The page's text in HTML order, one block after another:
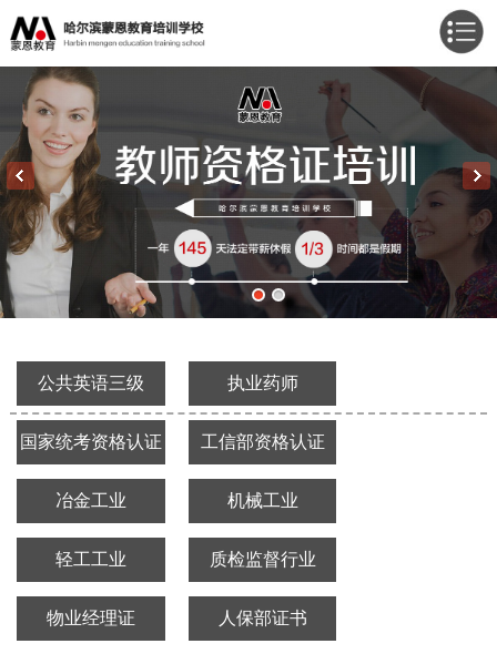
公共英语三级 执业药师
国家统考资格认证 工信部资格认证
冶金工业 机械工业
轻工工业 质检监督行业
物业经理证 人保部证书